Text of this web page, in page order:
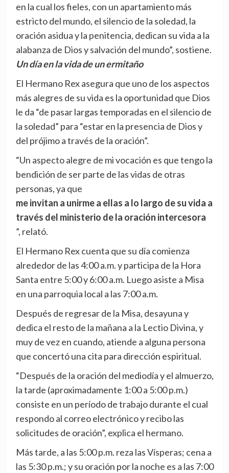
en la cual los fieles, con un apartamiento más
estricto del mundo, el silencio de la soledad, la
oración asidua y la penitencia, dedican su vida a la
alabanza de Dios y salvación del mundo”, sostiene.
Un día en la vida de un ermitaño
El Hermano Rex asegura que uno de los aspectos
más alegres de su vida es la oportunidad que Dios
le da “de pasar largas temporadas en el silencio de
la soledad” para “estar en la presencia de Dios y
del prójimo a través de la oración”.
“Un aspecto alegre de mi vocación es que tengo la
bendición de ser parte de las vidas de otras
personas, ya que
me invitan a unirme a ellas a lo largo de su vida a
través del ministerio de la oración intercesora
”, relató.
El Hermano Rex cuenta que su día comienza
alrededor de las 4:00 a.m. y participa de la Hora
Santa entre 5:00 y 6:00 a.m. Luego asiste a Misa
en una parroquia local a las 7:00 a.m.
Después de regresar de la Misa, desayuna y
dedica el resto de la mañana a la Lectio Divina, y
muy de vez en cuando, atiende a alguna persona
que concertó una cita para dirección espiritual.
“Después de la oración del mediodía y el almuerzo,
la tarde (aproximadamente 1:00 a 5:00 p.m.)
consiste en un período de trabajo durante el cual
respondo al correo electrónico y recibo las
solicitudes de oración”, explica el hermano.
Más tarde, a las 5:00 p.m. reza las Vísperas; cena a
las 5:30 p.m.; y su oración por la noche es a las 7:00